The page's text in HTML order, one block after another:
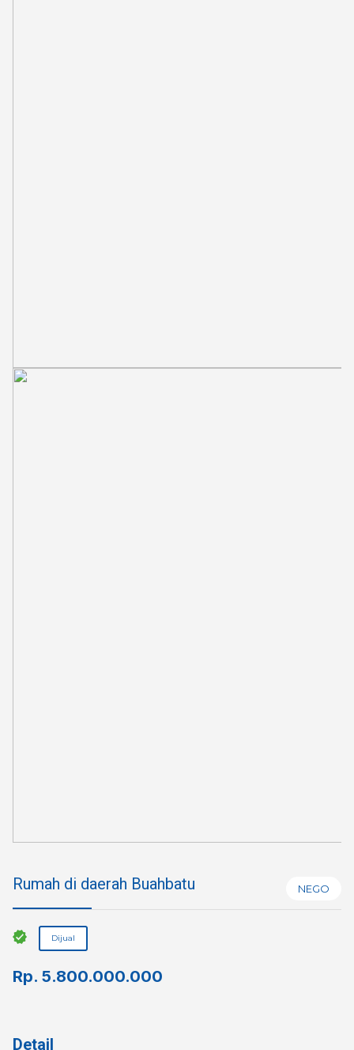
Rumah di daerah Buahbatu NEGO
Dijual
Rp. 5.800.000.000
Detail